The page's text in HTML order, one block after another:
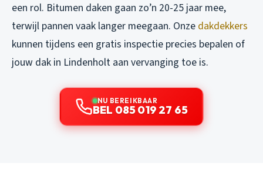
een rol. Bitumen daken gaan zo’n 20-25 jaar mee,
terwijl pannen vaak langer meegaan. Onze dakdekkers
kunnen tijdens een gratis inspectie precies bepalen of
jouw dak in Lindenholt aan vervanging toe is.
NU BEREIKBAAR
BEL 085 019 27 65